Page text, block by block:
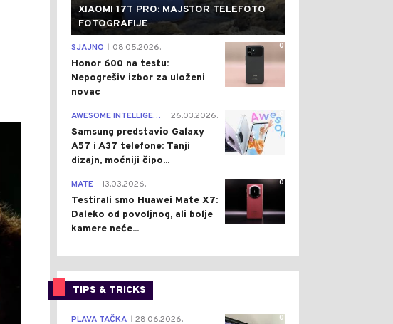
XIAOMI 17T PRO: MAJSTOR TELEFOTO
FOTOGRAFIJE
0
SJAJNO 08.05.2026.
Honor 600 na testu:
Nepogrešiv izbor za uloženi
novac
AWESOME INTELLIGENCE 26.03.2026.
Samsung predstavio Galaxy
A57 i A37 telefone: Tanji
dizajn, moćniji čipo...
0
MATE 13.03.2026.
Testirali smo Huawei Mate X7:
Daleko od povoljnog, ali bolje
kamere neće...
TIPS & TRICKS
0
PLAVA TAČKA 28.06.2026.